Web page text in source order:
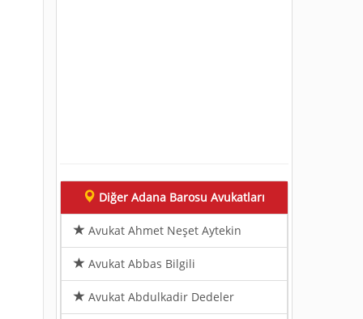
Diğer Adana Barosu Avukatları
Avukat Ahmet Neşet Aytekin
Avukat Abbas Bilgili
Avukat Abdulkadir Dedeler